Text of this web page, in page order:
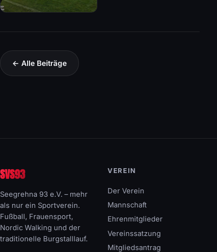
← Alle Beiträge
SVS93
Seegrehna 93 e.V. – mehr
als nur ein Sportverein.
Fußball, Frauensport,
Nordic Walking und der
traditionelle Burgstalllauf.
VEREIN
Der Verein
Mannschaft
Ehrenmitglieder
Vereinssatzung
Mitgliedsantrag